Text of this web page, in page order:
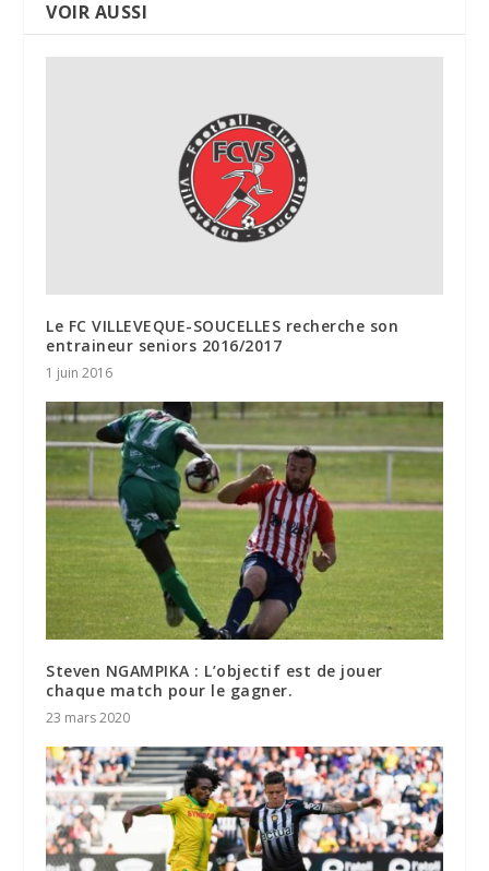
VOIR AUSSI
Le FC VILLEVEQUE-SOUCELLES recherche son
entraineur seniors 2016/2017
1 juin 2016
Steven NGAMPIKA : L’objectif est de jouer
chaque match pour le gagner.
23 mars 2020